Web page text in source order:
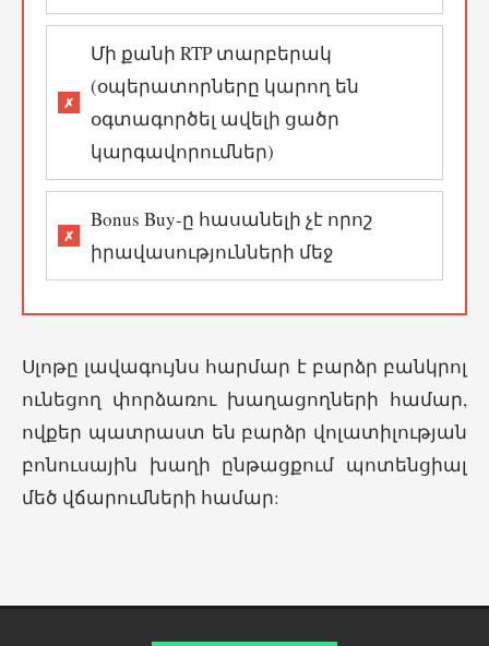
Մի քանի RTP տարբերակ
(օպերատորները կարող են
օգտագործել ավելի ցածր
կարգավորումներ)
Bonus Buy-ը հասանելի չէ որոշ
իրավասությունների մեջ
Սլոթը լավագույնս հարմար է բարձր բանկրոլ
ունեցող փորձառու խաղացողների համար,
ովքեր պատրաստ են բարձր վոլատիլության
բոնուսային խաղի ընթացքում պոտենցիալ
մեծ վճարումների համար: